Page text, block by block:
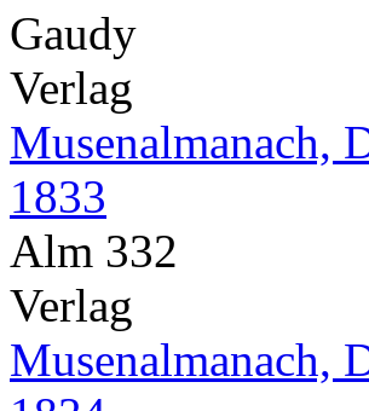
Gaudy
Verlag
Musenalmanach,
1833
Alm 332
Verlag
Musenalmanach,